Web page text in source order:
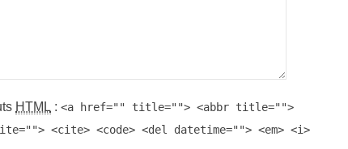
HTML : <a href="" title=""> <abbr title="">
<cite> <code> <del datetime=""> <em> <i>